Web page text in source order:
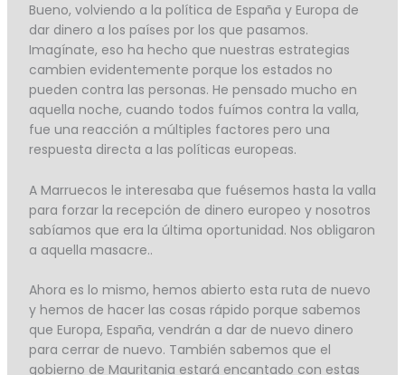
Bueno, volviendo a la política de España y Europa de
dar dinero a los países por los que pasamos.
Imagínate, eso ha hecho que nuestras estrategias
cambien evidentemente porque los estados no
pueden contra las personas. He pensado mucho en
aquella noche, cuando todos fuímos contra la valla,
fue una reacción a múltiples factores pero una
respuesta directa a las políticas europeas.
A Marruecos le interesaba que fuésemos hasta la valla
para forzar la recepción de dinero europeo y nosotros
sabíamos que era la última oportunidad. Nos obligaron
a aquella masacre..
Ahora es lo mismo, hemos abierto esta ruta de nuevo
y hemos de hacer las cosas rápido porque sabemos
que Europa, España, vendrán a dar de nuevo dinero
para cerrar de nuevo. También sabemos que el
gobierno de Mauritania estará encantado con estas